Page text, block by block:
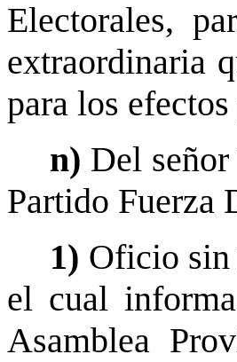
Electorales,
extraordinaria
para los
n) Del
Partido Fuerza
1) Oficio sin
el cual
Asamblea